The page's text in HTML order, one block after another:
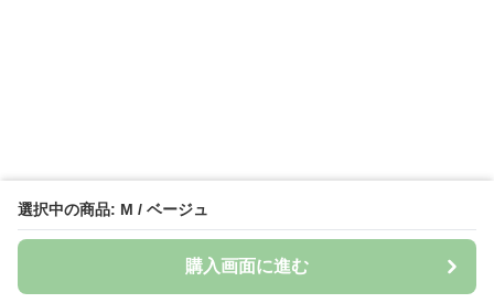
選択中の商品: M / ベージュ
購入画面に進む